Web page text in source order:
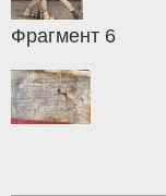
Фрагмент 6